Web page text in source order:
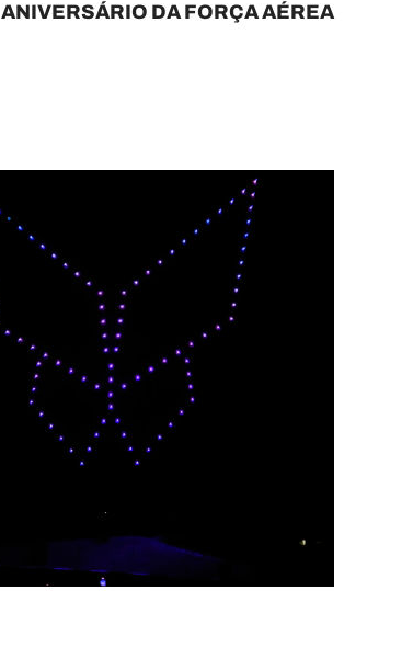
ANIVERSÁRIO DA FORÇA AÉREA
LANÇAMENTO APP
TOPICS CHAT